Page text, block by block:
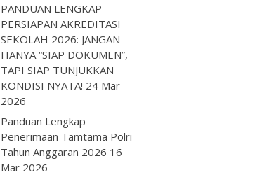
PANDUAN LENGKAP
PERSIAPAN AKREDITASI
SEKOLAH 2026: JANGAN
HANYA “SIAP DOKUMEN”,
TAPI SIAP TUNJUKKAN
KONDISI NYATA! 24 Mar
2026
Panduan Lengkap
Penerimaan Tamtama Polri
Tahun Anggaran 2026 16
Mar 2026